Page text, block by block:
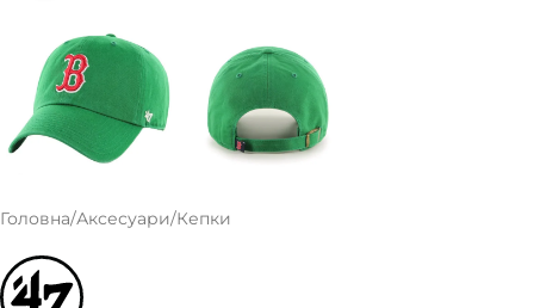
Головна/Аксесуари/Кепки